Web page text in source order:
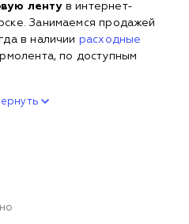
лентув интернет-
Занимаемся продажей
в наличии расходные
по доступным